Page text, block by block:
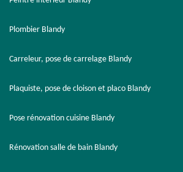
Plombier Blandy
Carreleur, pose de carrelage Blandy
Plaquiste, pose de cloison et placo Blandy
Pose rénovation cuisine Blandy
Rénovation salle de bain Blandy